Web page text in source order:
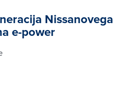
Nissanovega
e-power